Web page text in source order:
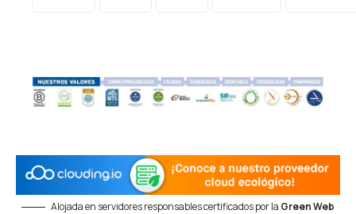
Alojada en servidores responsables certificados por la Green Web